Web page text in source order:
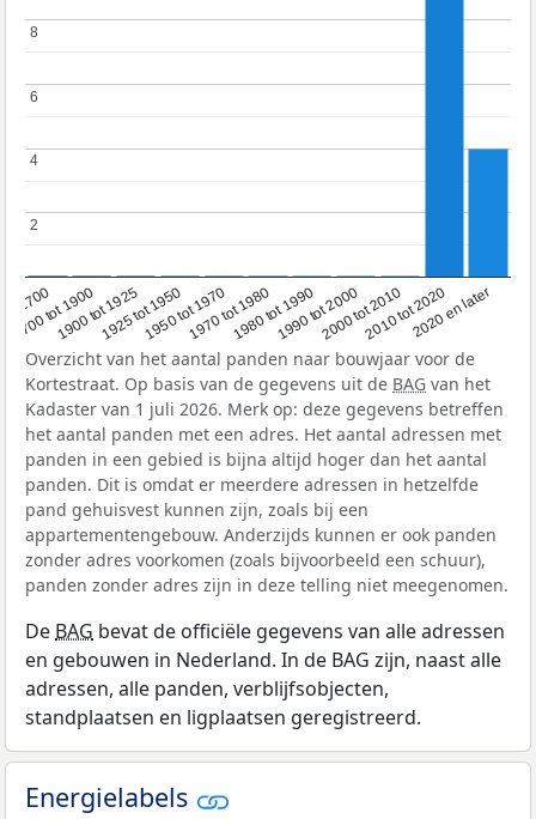
1700
1700 tot 1900
1900 tot 19251925 tot 19501950 tot 19701970 tot 19801980 tot 19901990 tot 20002000 tot 20102010 tot 20202020 en later
2
2
4
4
6
6
8
8
Overzicht van het aantal panden naar bouwjaar voor de
Kortestraat. Op basis van de gegevens uit de BAG van het
Kadaster van 1 juli 2026. Merk op: deze gegevens betreffen
het aantal panden met een adres. Het aantal adressen met
panden in een gebied is bijna altijd hoger dan het aantal
panden. Dit is omdat er meerdere adressen in hetzelfde
pand gehuisvest kunnen zijn, zoals bij een
appartementengebouw. Anderzijds kunnen er ook panden
zonder adres voorkomen (zoals bijvoorbeeld een schuur),
panden zonder adres zijn in deze telling niet meegenomen.
De BAG bevat de officiële gegevens van alle adressen
en gebouwen in Nederland. In de BAG zijn, naast alle
adressen, alle panden, verblijfsobjecten,
standplaatsen en ligplaatsen geregistreerd.
Energielabels